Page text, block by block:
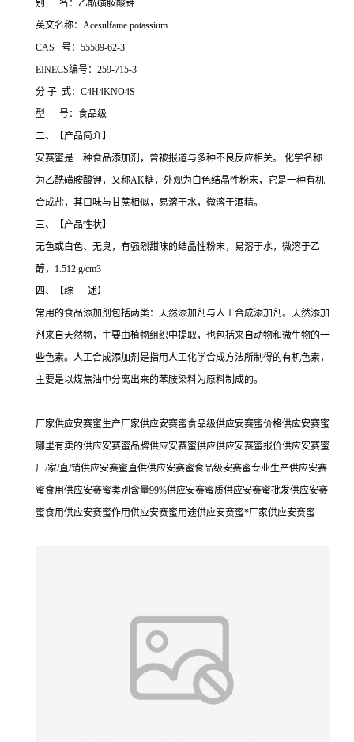
别 名：乙酰磺胺酸钾
英文名称：Acesulfame potassium
CAS 号：55589-62-3
EINECS编号：259-715-3
分 子 式：C4H4KNO4S
型 号：食品级
二、【产品简介】
安赛蜜是一种食品添加剂，曾被报道与多种不良反应相关。 化学名称
为乙酰磺胺酸钾，又称AK糖，外观为白色结晶性粉末，它是一种有机
合成盐，其口味与甘蔗相似，易溶于水，微溶于酒精。
三、【产品性状】
无色或白色、无臭，有强烈甜味的结晶性粉末，易溶于水，微溶于乙
醇，1.512 g/cm3
四、【综 述】
常用的食品添加剂包括两类：天然添加剂与人工合成添加剂。天然添加
剂来自天然物，主要由植物组织中提取，也包括来自动物和微生物的一
些色素。人工合成添加剂是指用人工化学合成方法所制得的有机色素，
主要是以煤焦油中分离出来的苯胺染料为原料制成的。
厂家供应安赛蜜生产厂家供应安赛蜜食品级供应安赛蜜价格供应安赛蜜
哪里有卖的供应安赛蜜品牌供应安赛蜜供应供应安赛蜜报价供应安赛蜜
厂/家/直/销供应安赛蜜直供供应安赛蜜食品级安赛蜜专业生产供应安赛
蜜食用供应安赛蜜类别含量99%供应安赛蜜质供应安赛蜜批发供应安赛
蜜食用供应安赛蜜作用供应安赛蜜用途供应安赛蜜*厂家供应安赛蜜